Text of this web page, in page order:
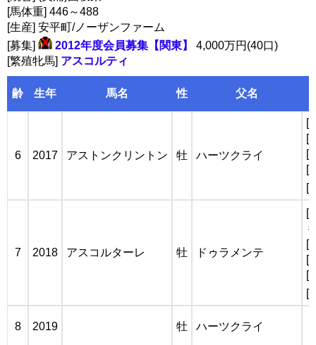
[馬体重] 446～488
[生産] 安平町/ノーザンファーム
[募集]
2012年度会員募集【関東】
4,000万円(40口)
[繁殖牝馬] アスコルティ
齢 生年 馬名 性 父名
6 2017 アストンクリントン 牡 ハーツクライ
[
[
[
[
7 2018 アスコルターレ 牡 ドゥラメンテ
[
[
[
[
8 2019 牡 ハーツクライ